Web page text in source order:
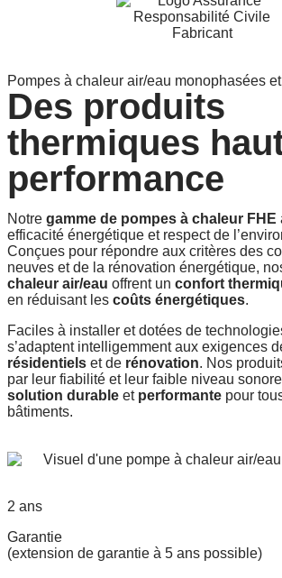
Pompes à chaleur air/eau monophasées
Des produits
thermiques
performance
Notre gamme de pompes à chaleur FHE
efficacité énergétique et respect de
Conçues pour répondre aux critères des
neuves et de la rénovation énergétique,
chaleur air/eau offrent un confort
en réduisant les coûts énergétiques.
Faciles à installer et dotées de
s’adaptent intelligemment aux exigences
résidentiels et de rénovation. Nos
par leur fiabilité et leur faible niveau
solution durable et performante pour
bâtiments.
2 ans
Garantie
(extension de garantie à 5 ans possible)